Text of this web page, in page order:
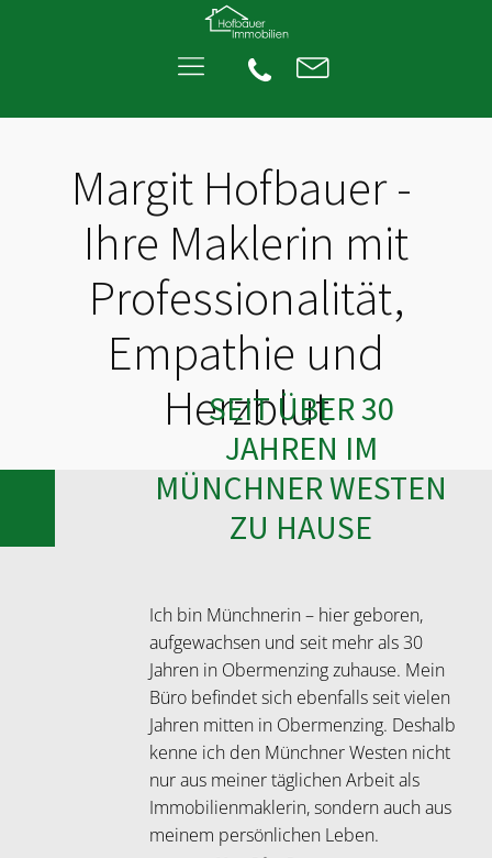
Margit Hofbauer -
Ihre Maklerin mit
Professionalität,
Empathie und
Herzblut
SEIT ÜBER 30
JAHREN IM
MÜNCHNER WESTEN
ZU HAUSE
Ich bin Münchnerin – hier geboren,
aufgewachsen und seit mehr als 30
Jahren in Obermenzing zuhause. Mein
Büro befindet sich ebenfalls seit vielen
Jahren mitten in Obermenzing. Deshalb
kenne ich den Münchner Westen nicht
nur aus meiner täglichen Arbeit als
Immobilienmaklerin, sondern auch aus
meinem persönlichen Leben.